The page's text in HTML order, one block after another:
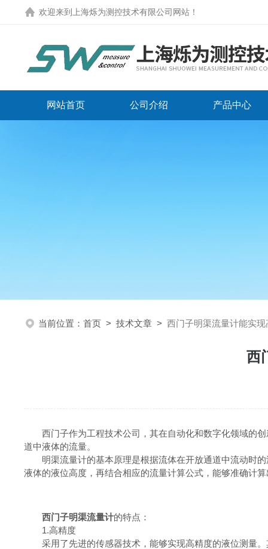
欢迎来到 上海烁为测控技术有限公司网站 ！
网站首页 公司介绍 产品中心
当前位置： 首页 > 技术文章 > 西门子明渠流量计能实
西
西门子作为工程技术公司，其在自动化和数字化领域的创
道中液体的流量。
明渠流量计的基本原理是根据流体在开放通道中流动时的
液体的液位高度，再结合相应的流量计算公式，能够准确计
西门子明渠流量计的特点：
1.高精度
采用了先进的传感器技术，能够实现高精度的液位测量。